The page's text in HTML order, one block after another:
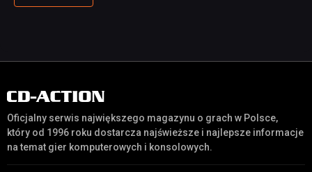
Oficjalny serwis największego magazynu o grach w Polsce,
który od 1996 roku dostarcza najświeższe i najlepsze informacje
na temat gier komputerowych i konsolowych.